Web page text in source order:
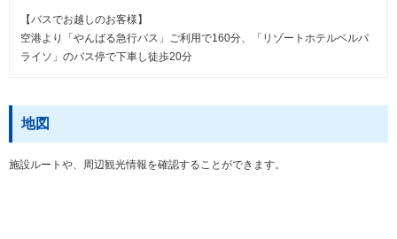
【バスでお越しのお客様】
空港より「やんばる急行バス」ご利用で160分、「リゾートホテルベルパ
ライソ」のバス停で下車し徒歩20分
地図
施設ルートや、周辺観光情報を確認することができます。